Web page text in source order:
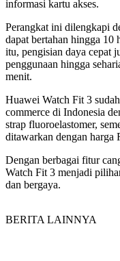
informasi kartu akses.
Perangkat ini dilengkapi
dapat bertahan hingga 10
itu, pengisian daya cepat
penggunaan hingga
menit.
Huawei Watch Fit 3
commerce di Indonesia
strap fluoroelastomer,
ditawarkan dengan harga
Dengan berbagai fitur
Watch Fit 3 menjadi
dan bergaya.
BERITA LAINNYA